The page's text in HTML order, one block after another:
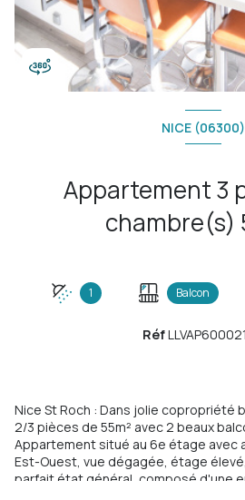
NICE (06300)
Appartement 3 pièce(s) 2
1 Balcon
Réf
Nice St Roch : Dans jolie copropriété
2/3 pièces de 55m² avec 2 beaux
Appartement situé au 6e étage avec
Est-Ouest, vue dégagée, étage
parfait état général, composé d'une